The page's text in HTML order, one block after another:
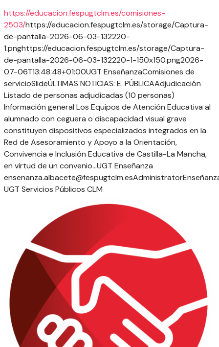
https://educacion.fespugtclm.es/comisiones-
2503/https://educacion.fespugtclm.es/storage/Captura-
de-pantalla-2026-06-03-132220-
1.pnghttps://educacion.fespugtclm.es/storage/Captura-
de-pantalla-2026-06-03-132220-1-150x150.png2026-
07-06T13:48:48+01:00UGT EnseñanzaComisiones de
servicioSlideÚLTIMAS NOTICIAS: E. PÚBLICAAdjudicación
Listado de personas adjudicadas (10 personas)
Información general Los Equipos de Atención Educativa al
alumnado con ceguera o discapacidad visual grave
constituyen dispositivos especializados integrados en la
Red de Asesoramiento y Apoyo a la Orientación,
Convivencia e Inclusión Educativa de Castilla-La Mancha,
en virtud de un convenio...UGT Enseñanza
ensenanza.albacete@fespugtclm.esAdministrator
UGT Servicios Públicos CLM